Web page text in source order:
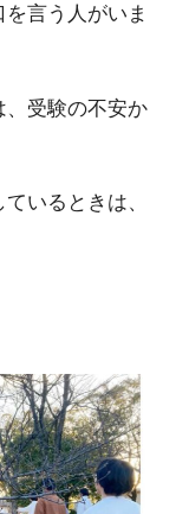
を言う人がいま
、受験の不安か
いるときは、